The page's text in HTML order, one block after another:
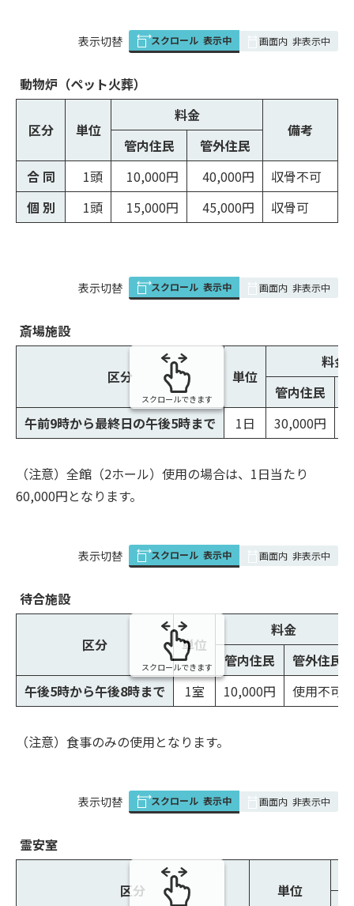
表
み
の
表示切替 スクロール 表示中 画面内 非表示中
動物炉（ペット火葬）
区分 単位
料金
備考
管内住民
管外住民
合 同
1頭 10,000円 40,000円
収骨不可
個 別
1頭 15,000円 45,000円 収骨可
表
の
表示切替 スクロール 表示中 画面内 非表示中
斎場施設
区分 単位
料金
管内住民
午前9時から最終日の午後5時まで
1日 30,000円
スクロールできます
（注意）全館（2ホール）使用の場合は、1日当たり
60,000円となります。
表
の
表示切替 スクロール 表示中 画面内 非表示中
待合施設
区分 単位
料金
管内住民
管外住民
午後5時から午後8時まで
1室 10,000円 使用不可
スクロールできます
（注意）食事のみの使用となります。
表
の
表示切替 スクロール 表示中 画面内 非表示中
霊安室
区分
単位